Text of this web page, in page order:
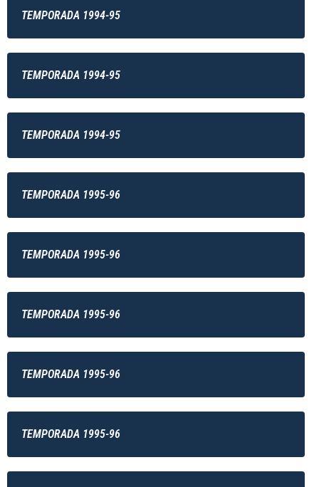
TEMPORADA 1994-95
TEMPORADA 1994-95
TEMPORADA 1994-95
TEMPORADA 1995-96
TEMPORADA 1995-96
TEMPORADA 1995-96
TEMPORADA 1995-96
TEMPORADA 1995-96